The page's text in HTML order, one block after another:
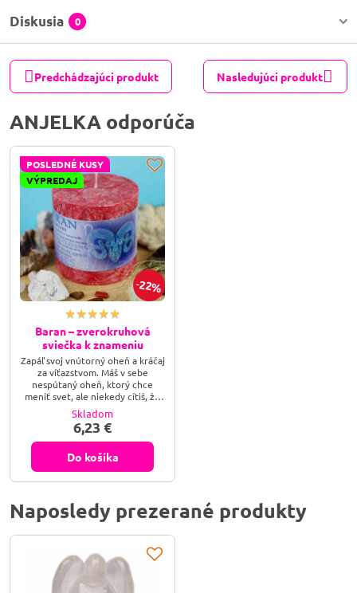
Diskusia 0
Predchádzajúci produkt Nasledujúci produkt
ANJELKA odporúča
22%
POSLEDNÉ KUSY
VÝPREDAJ
Baran – zverokruhová
sviečka k znameniu
Zapáľ svoj vnútorný oheň a kráčaj
za víťazstvom. Máš v sebe
nespútaný oheň, ktorý chce
meniť svet, ale niekedy cítiš, že
tvoj drajv naráža na stenu alebo
prehorieva do únavy? Prebuď v
sebe silu prvého znamenia
zverokruhu a premeň svoj
nepokoj na víťaznú energiu,
Skladom
6,23 €
Do košíka
Naposledy prezerané produkty